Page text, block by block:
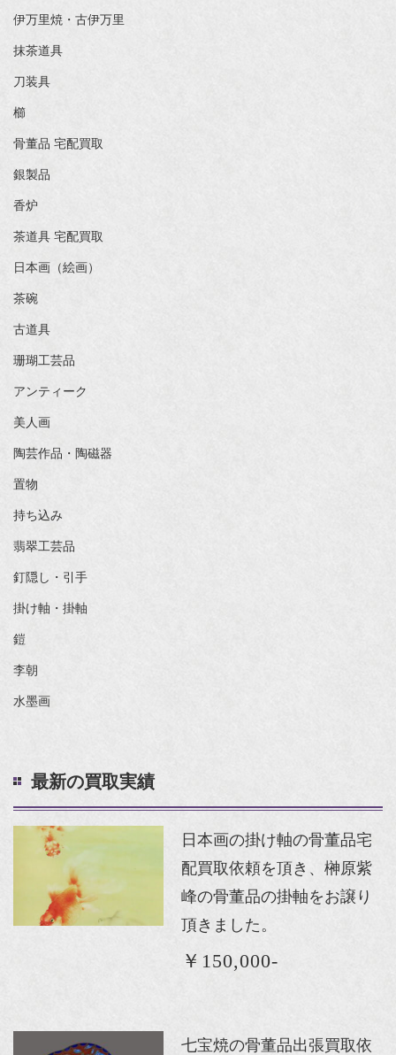
伊万里焼・古伊万里
抹茶道具
刀装具
櫛
骨董品 宅配買取
銀製品
香炉
茶道具 宅配買取
日本画（絵画）
茶碗
古道具
珊瑚工芸品
アンティーク
美人画
陶芸作品・陶磁器
置物
持ち込み
翡翠工芸品
釘隠し・引手
掛け軸・掛軸
鎧
李朝
水墨画
最新の買取実績
日本画の掛け軸の骨董品宅
配買取依頼を頂き、榊原紫
峰の骨董品の掛軸をお譲り
頂きました。
￥150,000-
七宝焼の骨董品出張買取依